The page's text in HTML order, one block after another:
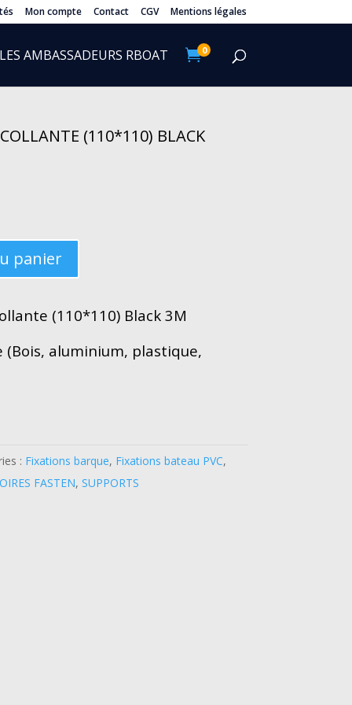
Mon compte Contact CGV Mentions légales
AMBASSADEURS RBOAT 0
(110*110) BLACK
panier
(110*110) Black 3M
(Bois, aluminium, plastique,
: Fixations barque, Fixations bateau PVC,
FASTEN, SUPPORTS